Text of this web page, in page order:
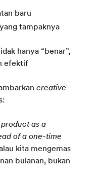
baru
tampaknya
hanya “benar”,
efektif
creative
as a
of a one-time
kita mengemas
bulanan, bukan